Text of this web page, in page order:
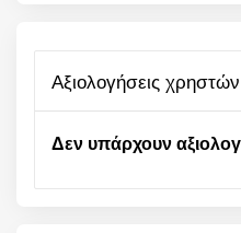
αξιολογήσεις χρηστών
Δεν υπάρχουν